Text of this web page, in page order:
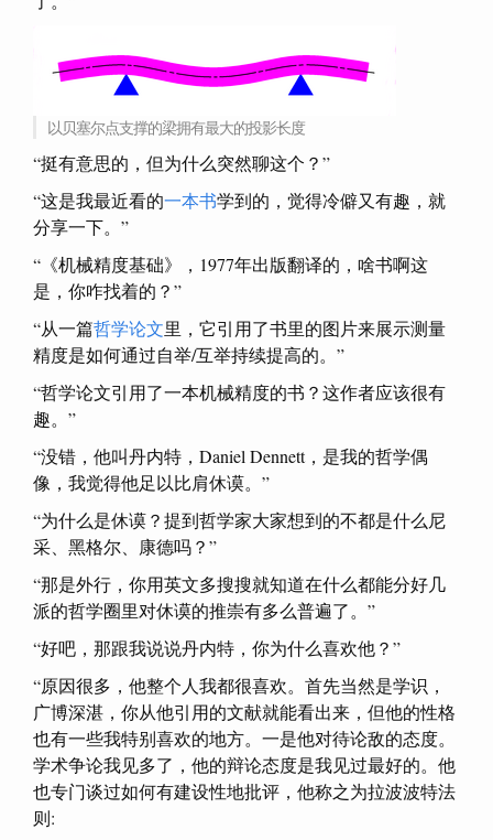
以贝塞尔点支撑的梁拥有最大的投影长度
“挺有意思的，但为什么突然聊这个？”
“这是我最近看的一本书学到的，觉得冷僻又有趣，就
分享一下。”
“《机械精度基础》，1977年出版翻译的，啥书啊这
是，你咋找着的？”
“从一篇哲学论文里，它引用了书里的图片来展示测量
精度是如何通过自举/互举持续提高的。”
“哲学论文引用了一本机械精度的书？这作者应该很有
趣。”
“没错，他叫丹内特，Daniel Dennett，是我的哲学偶
像，我觉得他足以比肩休谟。”
“为什么是休谟？提到哲学家大家想到的不都是什么尼
采、黑格尔、康德吗？”
“那是外行，你用英文多搜搜就知道在什么都能分好几
派的哲学圈里对休谟的推崇有多么普遍了。”
“好吧，那跟我说说丹内特，你为什么喜欢他？”
“原因很多，他整个人我都很喜欢。首先当然是学识，
广博深湛，你从他引用的文献就能看出来，但他的性格
也有一些我特别喜欢的地方。一是他对待论敌的态度。
学术争论我见多了，他的辩论态度是我见过最好的。他
也专门谈过如何有建设性地批评，他称之为拉波波特法
则: